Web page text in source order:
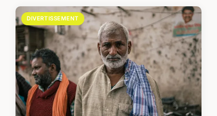
DIVERTISSEMENT